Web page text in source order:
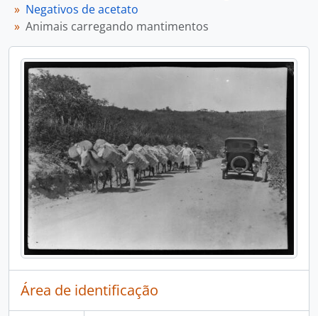
Negativos de acetato
Animais carregando mantimentos
Área de identificação